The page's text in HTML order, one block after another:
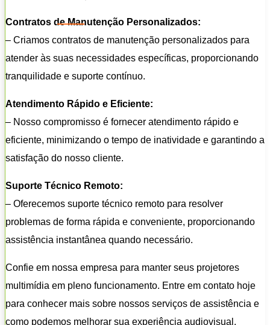
Contratos de Manutenção Personalizados:
– Criamos contratos de manutenção personalizados para
atender às suas necessidades específicas, proporcionando
tranquilidade e suporte contínuo.
Atendimento Rápido e Eficiente:
– Nosso compromisso é fornecer atendimento rápido e
eficiente, minimizando o tempo de inatividade e garantindo a
satisfação do nosso cliente.
Suporte Técnico Remoto:
– Oferecemos suporte técnico remoto para resolver
problemas de forma rápida e conveniente, proporcionando
assistência instantânea quando necessário.
Confie em nossa empresa para manter seus projetores
multimídia em pleno funcionamento. Entre em contato hoje
para conhecer mais sobre nossos serviços de assistência e
como podemos melhorar sua experiência audiovisual.